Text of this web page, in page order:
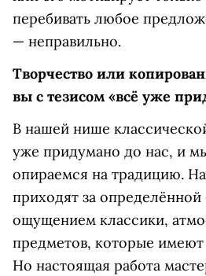
перебивать любое
— неправильно.
Творчество или
вы с тезисом «всё уже
В нашей нише
уже придумано до нас, и
опираемся на традицию.
приходят за определённой
ощущением классики,
предметов, которые
Но настоящая работа